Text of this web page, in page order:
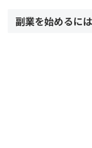
副業を始めるに